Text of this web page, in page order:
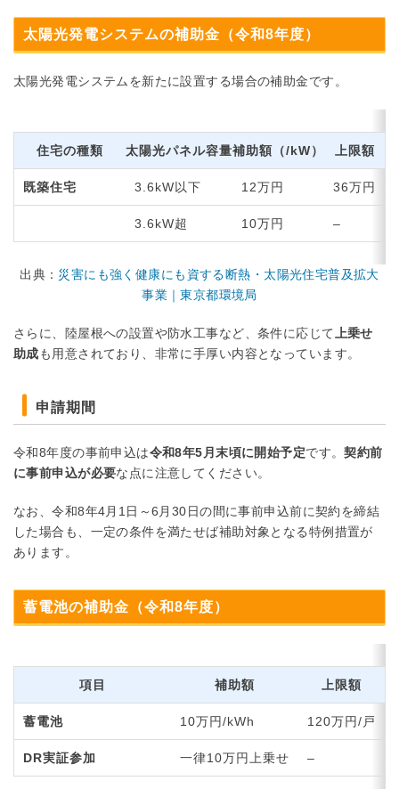
太陽光発電システムの補助金（令和8年度）
太陽光発電システムを新たに設置する場合の補助金です。
住宅の種類 太陽光パネル容量補助額（/kW） 上限額
既築住宅 3.6kW以下 12万円 36万円
3.6kW超 10万円 –
出典： 災害にも強く健康にも資する断熱・太陽光住宅普及拡大
事業｜東京都環境局
さらに、陸屋根への設置や防水工事など、条件に応じて上乗せ
助成も用意されており、非常に手厚い内容となっています。
申請期間
令和8年度の事前申込は令和8年5月末頃に開始予定です。契約前
に事前申込が必要な点に注意してください。
なお、令和8年4月1日～6月30日の間に事前申込前に契約を締結
した場合も、一定の条件を満たせば補助対象となる特例措置が
あります。
蓄電池の補助金（令和8年度）
項目 補助額 上限額
蓄電池 10万円/kWh 120万円/戸
DR実証参加 一律10万円上乗せ –